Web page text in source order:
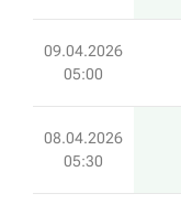
09.04.2026
05:00
08.04.2026
05:30